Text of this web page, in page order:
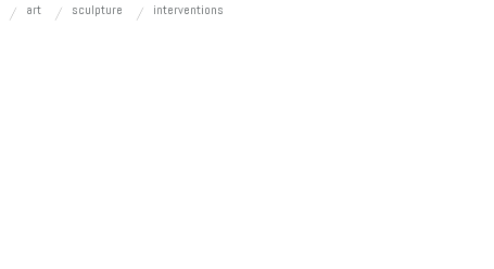
art sculpture
interventions